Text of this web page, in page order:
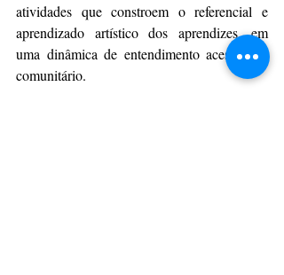
atividades que constroem o referencial e
aprendizado artístico dos aprendizes, em
uma dinâmica de entendimento acessível e
comunitário.